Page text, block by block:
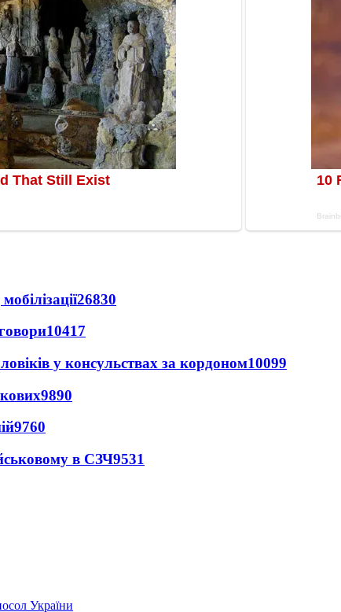
26830
10417
у консульствах за кордоном10099
9890
9760
в СЗЧ9531